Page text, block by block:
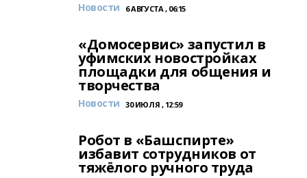
Новости 6 АВГУСТА , 06:15
«Домосервис» запустил в
уфимских новостройках
площадки для общения и
творчества
Новости 30 ИЮЛЯ , 12:59
Робот в «Башспирте»
избавит сотрудников от
тяжёлого ручного труда